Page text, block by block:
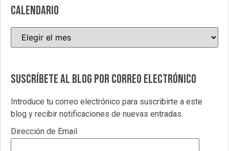
CALENDARIO
Suscríbete al blog por correo electrónico
Introduce tu correo electrónico para suscribirte a este
blog y recibir notificaciones de nuevas entradas.
Dirección de Email